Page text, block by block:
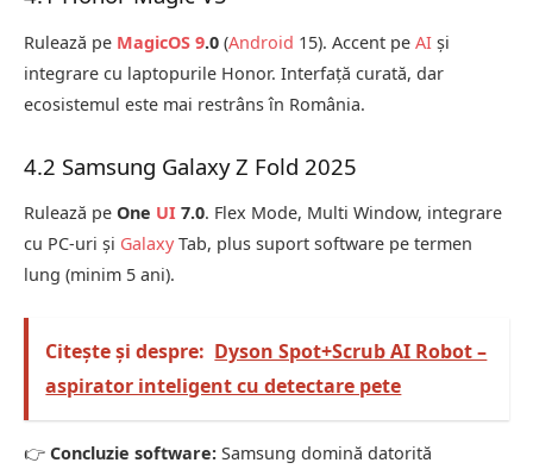
Rulează pe MagicOS 9.0 (Android 15). Accent pe AI și
integrare cu laptopurile Honor. Interfață curată, dar
ecosistemul este mai restrâns în România.
4.2 Samsung Galaxy Z Fold 2025
Rulează pe One UI 7.0. Flex Mode, Multi Window, integrare
cu PC-uri și GalaxyTab, plus suport software pe termen
lung (minim 5 ani).
Citește și despre: Dyson Spot+Scrub AI Robot –
aspirator inteligent cu detectare pete
👉 Concluzie software: Samsung domină datorită